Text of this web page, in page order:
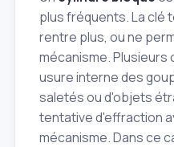
plus fréquents. La clé
rentre plus, ou ne
mécanisme.
usure interne des
saletés ou d'objets
tentative d'effraction
mécanisme. Dans ce